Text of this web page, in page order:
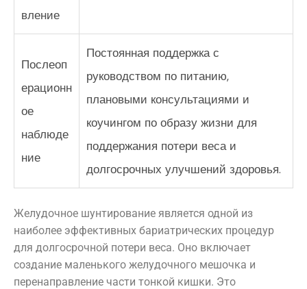
вление
Послеоп
ерационн
ое
наблюде
ние
Постоянная поддержка с
руководством по питанию,
плановыми консультациями и
коучингом по образу жизни для
поддержания потери веса и
долгосрочных улучшений здоровья.
Желудочное шунтирование является одной из
наиболее эффективных бариатрических процедур
для долгосрочной потери веса. Оно включает
создание маленького желудочного мешочка и
перенаправление части тонкой кишки. Это